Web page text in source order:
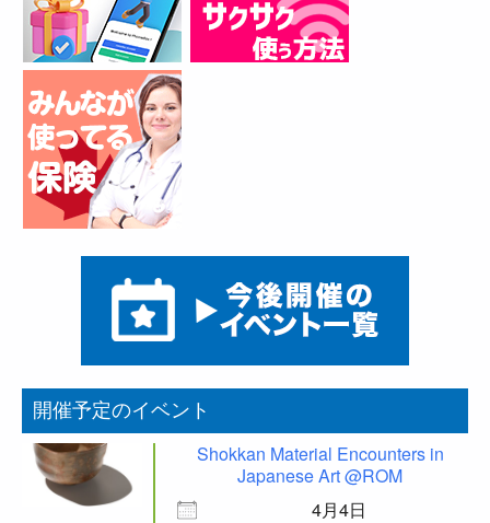
開催予定のイベント
Shokkan Material Encounters in
Japanese Art @ROM
4月4日